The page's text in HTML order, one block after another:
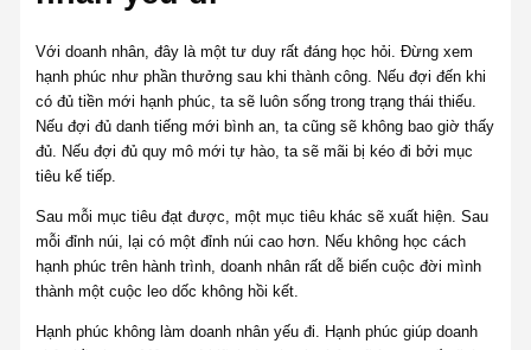
Với doanh nhân, đây là một tư duy rất đáng học hỏi. Đừng xem
hạnh phúc như phần thưởng sau khi thành công. Nếu đợi đến khi
có đủ tiền mới hạnh phúc, ta sẽ luôn sống trong trạng thái thiếu.
Nếu đợi đủ danh tiếng mới bình an, ta cũng sẽ không bao giờ thấy
đủ. Nếu đợi đủ quy mô mới tự hào, ta sẽ mãi bị kéo đi bởi mục
tiêu kế tiếp.
Sau mỗi mục tiêu đạt được, một mục tiêu khác sẽ xuất hiện. Sau
mỗi đỉnh núi, lại có một đỉnh núi cao hơn. Nếu không học cách
hạnh phúc trên hành trình, doanh nhân rất dễ biến cuộc đời mình
thành một cuộc leo dốc không hồi kết.
Hạnh phúc không làm doanh nhân yếu đi. Hạnh phúc giúp doanh